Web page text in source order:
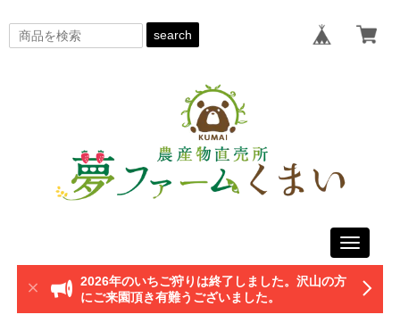
search
Toggle
2026年のいちご狩りは終了しました。沢山の方
にご来園頂き有難うございました。